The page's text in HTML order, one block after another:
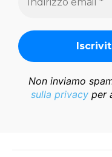
Non inviamo
sulla privacyper